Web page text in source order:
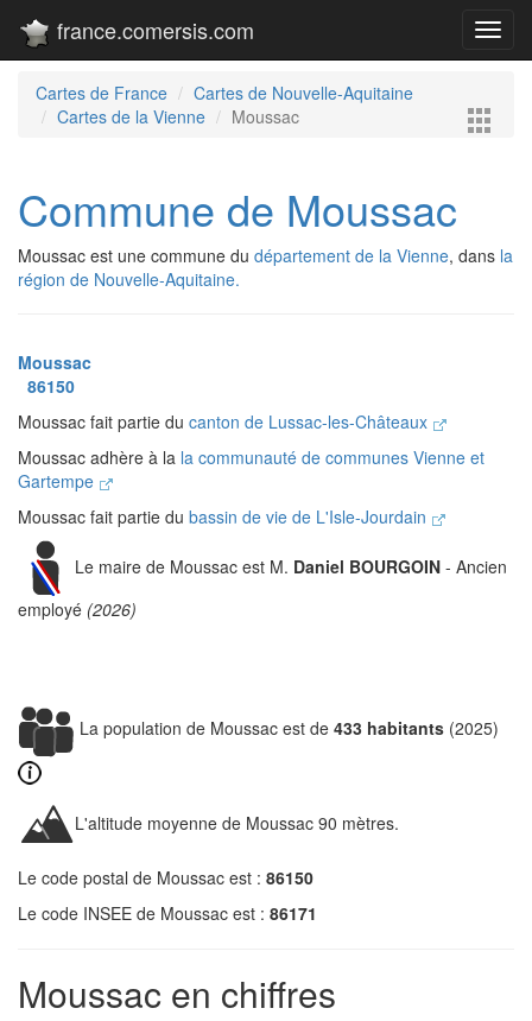
france.comersis.com
Cartes de France
Cartes de Nouvelle-Aquitaine
Cartes de la Vienne
Moussac
Commune de Moussac
Moussac est une commune du département de la Vienne, dans la
région de Nouvelle-Aquitaine.
Moussac
86150
Moussac fait partie du canton de Lussac-les-Châteaux
Moussac adhère à la la communauté de communes Vienne et
Gartempe
Moussac fait partie du bassin de vie de L'Isle-Jourdain
Le maire de Moussac est M. Daniel BOURGOIN - Ancien
employé (2026)
La population de Moussac est de 433 habitants (2025)
L'altitude moyenne de Moussac 90 mètres.
Le code postal de Moussac est : 86150
Le code INSEE de Moussac est : 86171
Moussac en chiffres